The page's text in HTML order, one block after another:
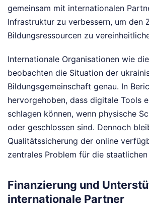
gemeinsam mit internationalen
Infrastruktur zu verbessern, um den
Bildungsressourcen zu
Internationale Organisationen wie die
beobachten die Situation der
Bildungsgemeinschaft genau. In
hervorgehoben, dass digitale Tools
schlagen können, wenn physische
oder geschlossen sind. Dennoch
Qualitätssicherung der online
zentrales Problem für die staatlichen
Finanzierung und
internationale Partner